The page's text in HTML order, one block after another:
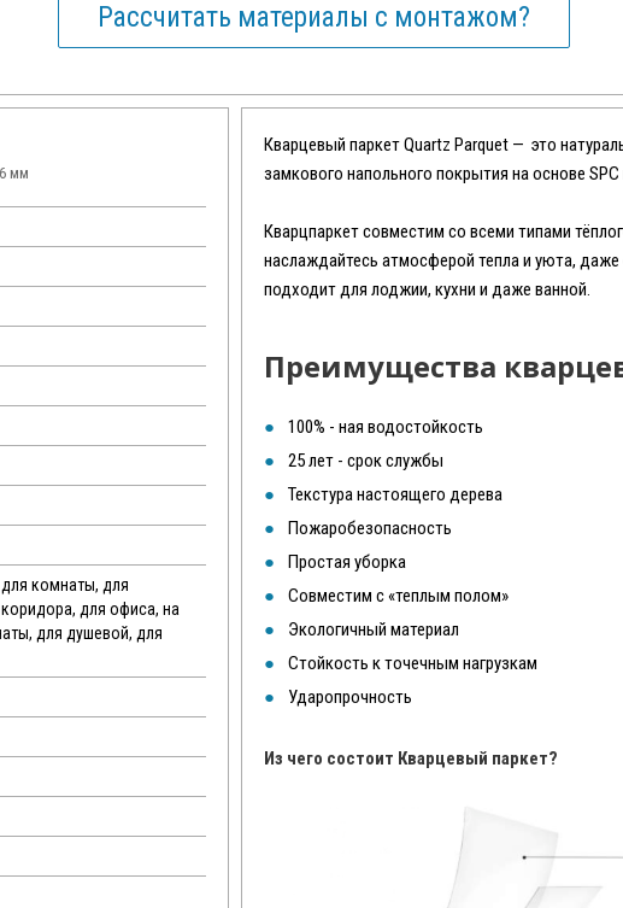
Рассчитать материалы с монтажом?
мм
комнаты, для
для офиса, на
для душевой, для
Кварцевый паркет Quartz Parquet — это
замкового напольного покрытия на основе
Кварцпаркет совместим со всеми типами
наслаждайтесь атмосферой тепла и уюта,
подходит для лоджии, кухни и даже ванной.
Преимущества
100% - ная водостойкость
25 лет - срок службы
Текстура настоящего дерева
Пожаробезопасность
Простая уборка
Совместим с «теплым полом»
Экологичный материал
Стойкость к точечным нагрузкам
Ударопрочность
Из чего состоит Кварцевый паркет?